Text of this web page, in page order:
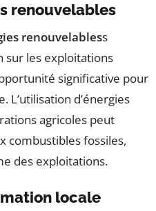
renouvelables
renouvelabless
sur les exploitations
significative pour
L’utilisation d’énergies
agricoles peut
combustibles fossiles,
des exploitations.
locale